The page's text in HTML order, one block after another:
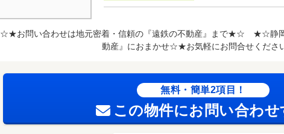
☆★お問い合わせは地元密着・信頼の『遠鉄の不動産』まで★☆ ★☆静岡
動産』におまかせ☆★お気軽にお問合せくださ
無料・簡単2項目！
この物件にお問い合わせ